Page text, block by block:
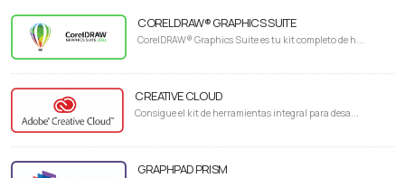
CORELDRAW® GRAPHICS SUITE
CorelDRAW® Graphics Suite es tu kit completo de h...
CREATIVE CLOUD
Consigue el kit de herramientas integral para desa...
GRAPHPAD PRISM